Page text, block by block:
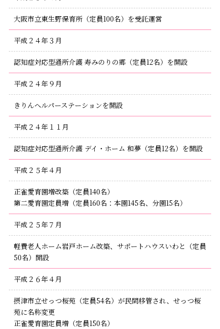
大阪市立東生野保育所（定員100名）を受託運営
平成２４年３月
認知症対応型通所介護 寿みのりの郷（定員12名）を開設
平成２４年９月
きりんヘルパーステーションを開設
平成２４年１１月
認知症対応型通所介護 デイ・ホーム 和夢（定員12名）を開設
平成２５年４月
正雀愛育園増改築（定員140名）
第二愛育園定員増（定員160名：本園145名、分園15名）
平成２５年７月
軽費老人ホーム岩戸ホーム改築、サポートハウスいわと（定員
50名）開設
平成２６年４月
摂津市立せっつ桜苑（定員54名）が民間移管され、せっつ桜
苑に名称変更
正雀愛育園定員増（定員150名）